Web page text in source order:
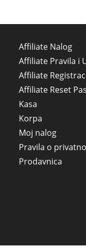
Affiliate Nalog
Affiliate Pravila i
Affiliate
Affiliate Reset
Kasa
Korpa
Moj nalog
Pravila o
Prodavnica